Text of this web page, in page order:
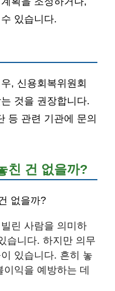
있습니다.
, 신용회복위원회
것을 권장합니다.
등 관련 기관에 문의
친 건 없을까?
없을까?
린 사람을 의미하
습니다. 하지만 의무
있습니다. 흔히 놓
익을 예방하는 데